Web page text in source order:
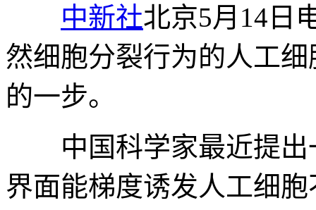
中新社北京5月14日
然细胞分裂行为的人工
的一步。
中国科学家最近提出
界面能梯度诱发人工细